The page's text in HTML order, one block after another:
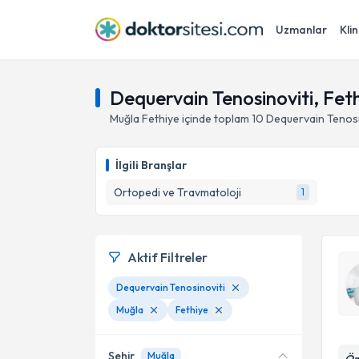
Uzmanlar
Dequervain Tenosinoviti,
Muğla Fethiye içinde toplam 10 Dequervain
İlgili Branşlar
Ortopedi ve Travmatoloji
1
Aktif Filtreler
Dequervain Tenosinoviti
Muğla
Fethiye
Şehir Muğla